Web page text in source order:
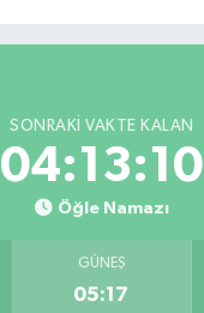
SONRAKI VAKTE KALAN
04:13:09
Öğle Namazı
GÜNEŞ
05:17